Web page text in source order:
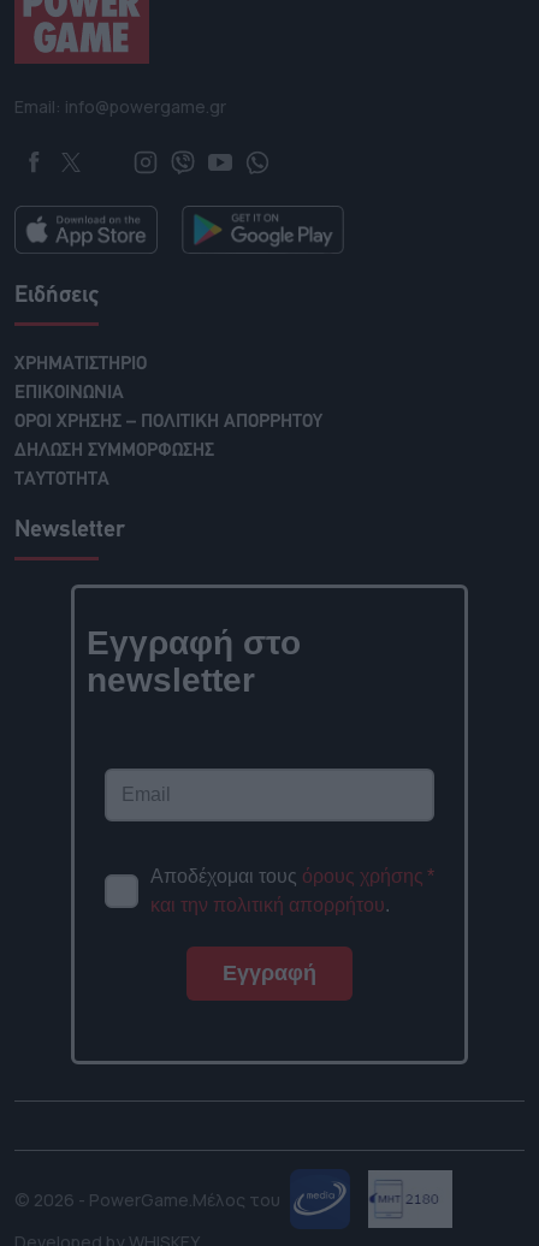
Email: info@powergame.gr
Ειδήσεις
ΧΡΗΜΑΤΙΣΤΗΡΙΟ
ΕΠΙΚΟΙΝΩΝΙΑ
ΟΡΟΙ ΧΡΗΣΗΣ – ΠΟΛΙΤΙΚΗ ΑΠΟΡΡΗΤΟΥ
ΔΗΛΩΣΗ ΣΥΜΜΟΡΦΩΣΗΣ
ΤΑΥΤΟΤΗΤΑ
Newsletter
Εγγραφή στο
newsletter
Αποδέχομαι τους όρους χρήσης
και την πολιτική απορρήτου.
*
Εγγραφή
© 2026 - PowerGame. Μέλος του